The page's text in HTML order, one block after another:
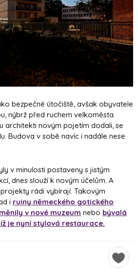
bezpečné útočiště, avšak obyvatele
nýbrž před ruchem velkoměsta.
architekti novým pojetím dodali, se
Budova v sobě navíc i nadále nese
v minulosti postaveny s jistým
dnes slouží k novým účelům. A
rádi vybírají. Takovým
i ruiny německého gotického
v nové muzeum nebo bývalá
je nyní stylová restaurace.